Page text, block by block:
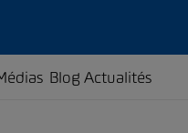
Blog Actualités